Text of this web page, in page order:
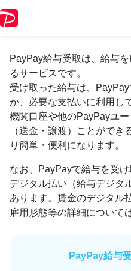
PayPay給与受取は、給与
るサービスです。
受け取った給与は、
か、必要な支払いに利用し
機関口座や他のPayPayユ
（送金・譲渡）ことができ
り簡単・便利になります。
なお、PayPayで給与を受
デジタル払い（給与デジタ
あります。賃金のデジタル
雇用形態等の詳細について
PayPay給与